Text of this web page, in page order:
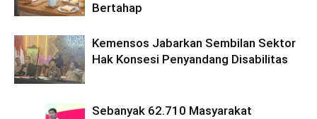
Bertahap
Kemensos Jabarkan Sembilan Sektor
Hak Konsesi Penyandang Disabilitas
Sebanyak 62.710 Masyarakat